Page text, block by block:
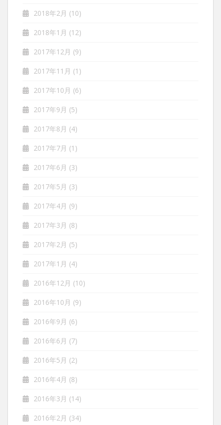
2018年2月 (10)
2018年1月 (12)
2017年12月 (9)
2017年11月 (1)
2017年10月 (6)
2017年9月 (5)
2017年8月 (4)
2017年7月 (1)
2017年6月 (3)
2017年5月 (3)
2017年4月 (9)
2017年3月 (8)
2017年2月 (5)
2017年1月 (4)
2016年12月 (10)
2016年10月 (9)
2016年9月 (6)
2016年6月 (7)
2016年5月 (2)
2016年4月 (8)
2016年3月 (14)
2016年2月 (34)